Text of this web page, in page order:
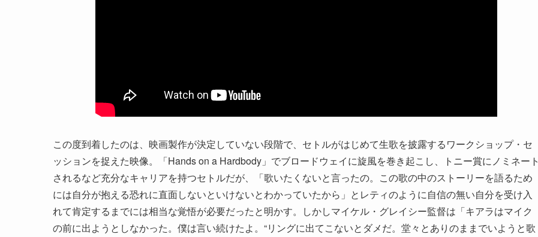
この度到着したのは、映画製作が決定していない段階で、セトルがはじめて生歌を披露するワークショップ・セ
ッションを捉えた映像。「Hands on a Hardbody」でブロードウェイに旋風を巻き起こし、トニー賞にノミネート
されるなど充分なキャリアを持つセトルだが、「歌いたくないと言ったの。この歌の中のストーリーを語るため
には自分が抱える恐れに直面しないといけないとわかっていたから」とレティのように自信の無い自分を受け入
れて肯定するまでには相当な覚悟が必要だったと明かす。しかしマイケル・グレイシー監督は「キアラはマイク
の前に出ようとしなかった。僕は言い続けたよ。“リングに出てこないとダメだ。堂々とありのままでいようと歌